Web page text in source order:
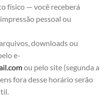
físico — você receberá
pessoal ou
downloads ou
e-
ou pelo site (segunda a
fora desse horário serão